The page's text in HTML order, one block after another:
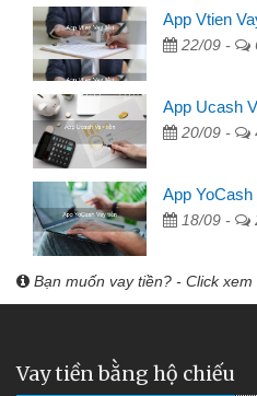
App Vtien
22/09 -
App Ucash
20/09 -
App YoCash
18/09 -
Bạn muốn vay tiền? - Click xem
Vay tiền bằng hộ chiếu